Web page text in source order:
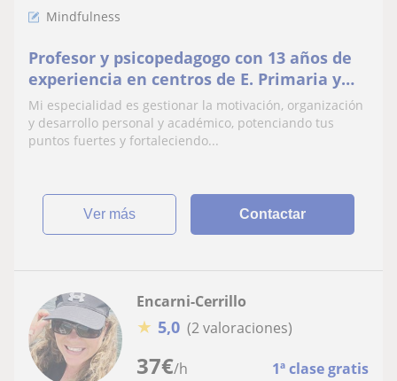
Mindfulness
Profesor y psicopedagogo con 13 años de
experiencia en centros de E. Primaria y
Secundaria. Coach en Desarrollo Personal
y gestión emocional para padres, madres
y profesores (y sus correspondientes
Mi especialidad es gestionar la motivación, organización
y desarrollo personal y académico, potenciando tus
puntos fuertes y fortaleciendo...
ver más Contactar
37€/h 1ª clase gratis
Encarni-Cerrillo
★ 5,0 (2 valoraciones)